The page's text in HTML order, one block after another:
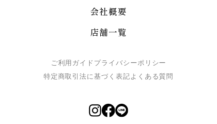
会社概要
店舗一覧
ご利用ガイド プライバシーポリシー
特定商取引法に基づく表記よくある質問